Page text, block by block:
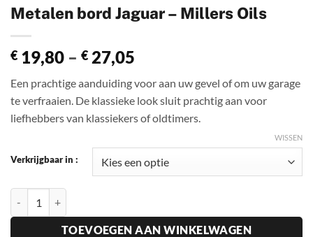
Metalen bord Jaguar – Millers Oils
€ 19,80 – € 27,05
tot
€ 27,05
Een prachtige aanduiding voor aan uw gevel of om uw garage
te verfraaien. De klassieke look sluit prachtig aan voor
liefhebbers van klassiekers of oldtimers.
Verkrijgbaar in :
WISSEN
TOEVOEGEN AAN WINKELWAGEN